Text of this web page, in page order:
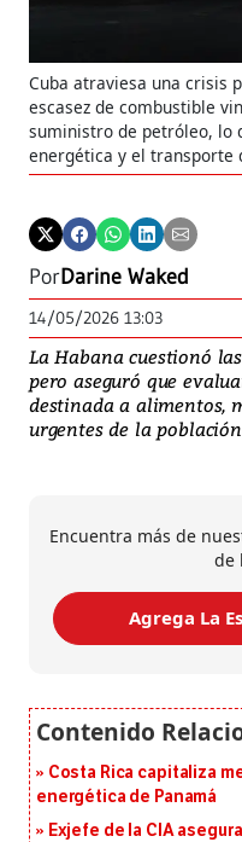
Cuba atraviesa una crisis
escasez de combustible
suministro de petróleo, lo
energética y el transporte
PorDarine Waked
14/05/2026 13:03
La Habana cuestionó
pero aseguró que
destinada a alimentos,
urgentes de la población
Encuentra más de
de
Agrega La
Costa Rica capitaliza
energética de Panamá
Exjefe de la CIA